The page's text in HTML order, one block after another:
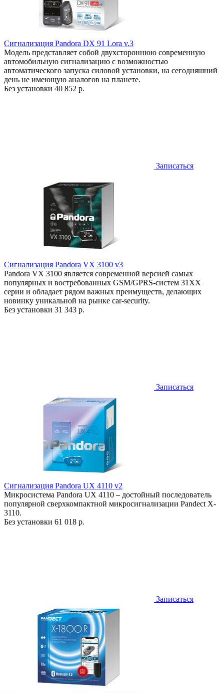
Сигнализация Pandora DX 91 Lora v.3
Модель представляет собой двухстороннюю современную
автомобильную сигнализацию с возможностью
автоматического запуска силовой установки, на сегодняшний
день не имеющую аналогов на планете.
Без установки 40 852 р.
Записаться
Сигнализация Pandora VX 3100 v3
Pandora VX 3100 является современной версией самых
популярных и востребованных GSM/GPRS-систем 31ХХ
серии и обладает рядом важных преимуществ, делающих
новинку уникальной на рынке car-security.
Без установки 31 343 р.
Записаться
Сигнализация Pandora UX 4110 v2
Микросистема Pandora UX 4110 – достойный последователь
популярной сверхкомпактной микросигнализации Pandect X-
3110.
Без установки 61 018 р.
Записаться